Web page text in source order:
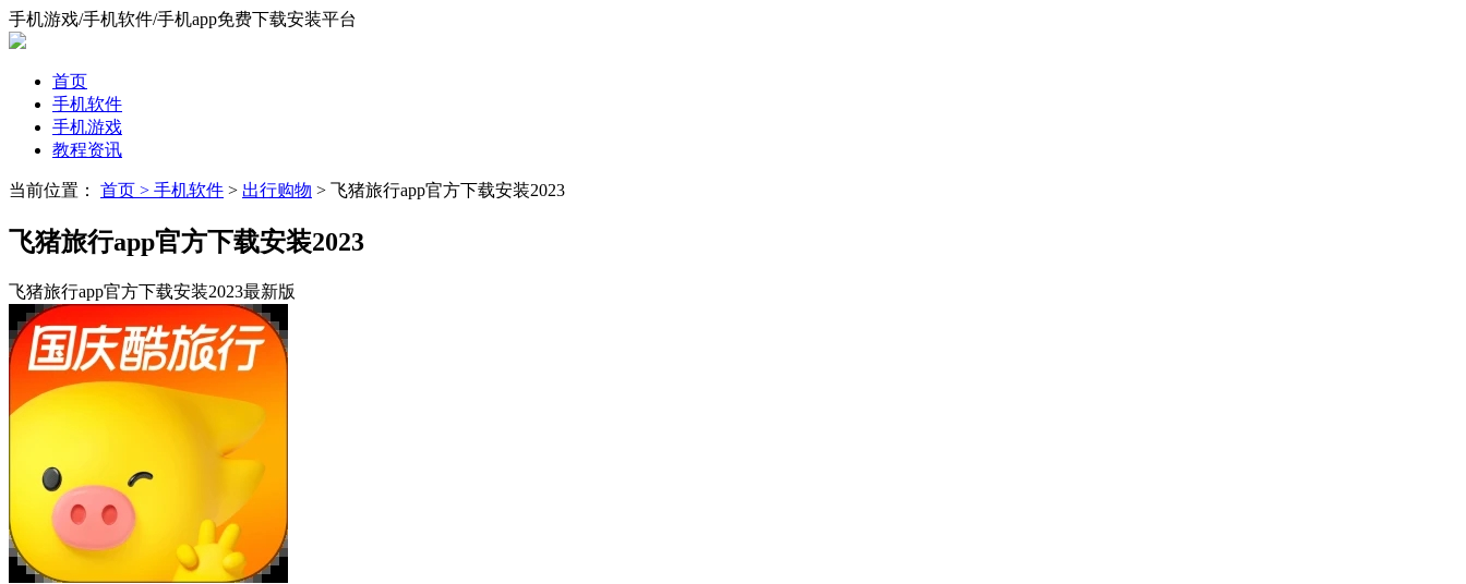
手机游戏/手机软件/手机app免费下载安装平台
首页
手机软件
手机游戏
教程资讯
当前位置： 首页 > 手机软件 > 出行购物 > 飞猪旅行app官方下载安装2023
飞猪旅行app官方下载安装2023
飞猪旅行app官方下载安装2023最新版